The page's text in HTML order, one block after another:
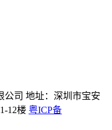
司 地址：深圳市宝安
12楼 粤ICP备